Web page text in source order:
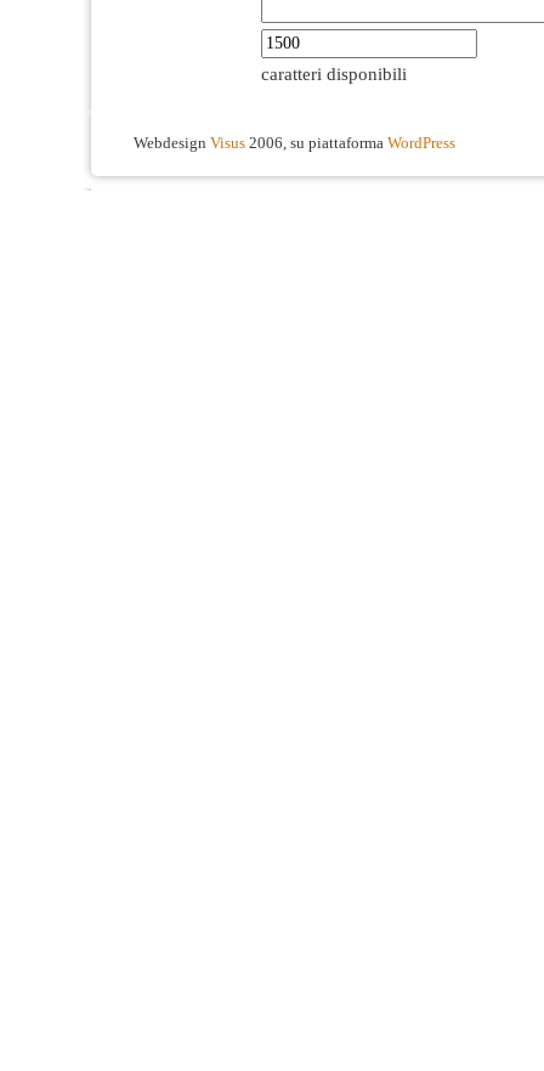
caratteri disponibili
Webdesign Visus 2006, su piattaforma WordPress